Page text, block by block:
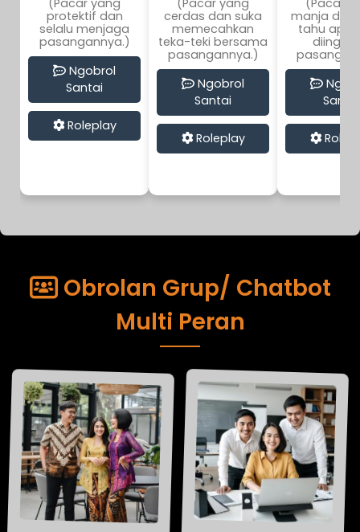
(Pacar yang
protektif dan
selalu menjaga
pasangannya.)
Ngobrol
Santai
Roleplay
(Pacar yang
cerdas dan suka
memecahkan
teka-teki bersama
pasangannya.)
Ngobrol
Santai
Roleplay
(Pacar
manja dan
tahu apa
Santai
Obrolan Grup/ Chatbot
Multi Peran